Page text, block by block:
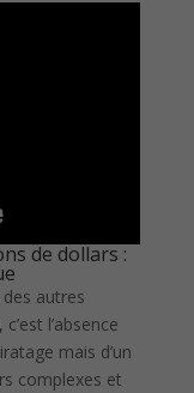
de dollars :
autres
l’absence
mais d’un
complexes et